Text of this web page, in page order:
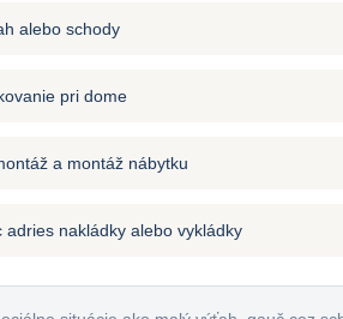
alebo schody
pri dome
a montáž nábytku
adries nakládky alebo vykládky